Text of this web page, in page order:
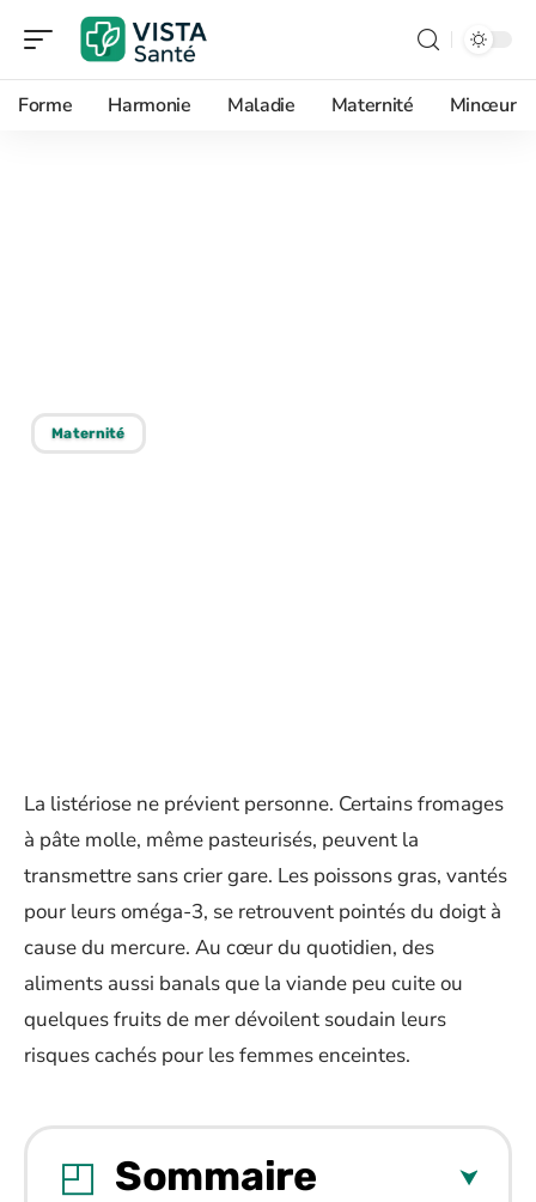
Forme Harmonie Maladie Maternité Minceur
Maternité
La listériose ne prévient personne. Certains fromages
à pâte molle, même pasteurisés, peuvent la
transmettre sans crier gare. Les poissons gras, vantés
pour leurs oméga-3, se retrouvent pointés du doigt à
cause du mercure. Au cœur du quotidien, des
aliments aussi banals que la viande peu cuite ou
quelques fruits de mer dévoilent soudain leurs
risques cachés pour les femmes enceintes.
Sommaire